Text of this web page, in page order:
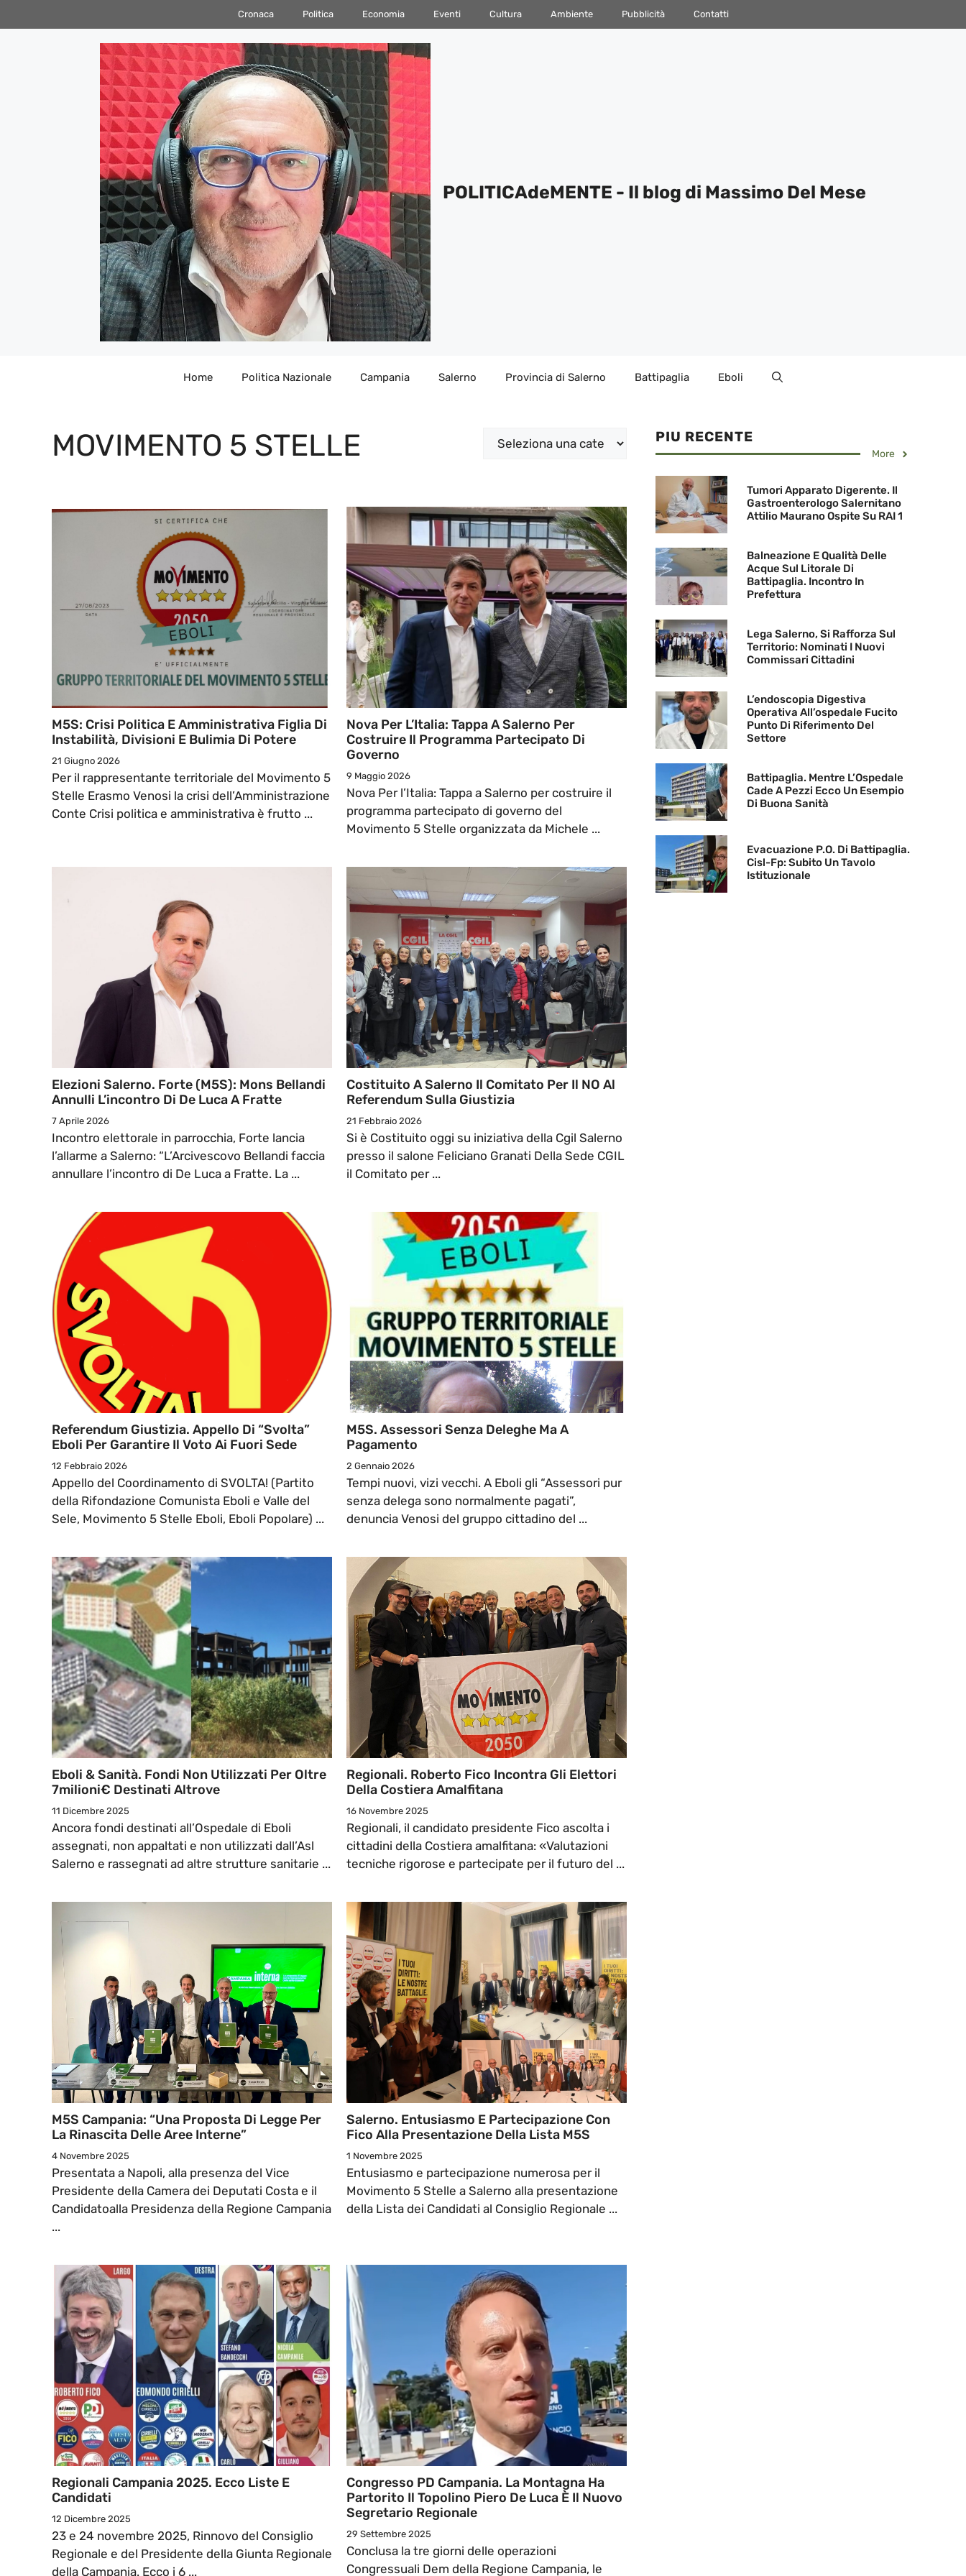
al
Cronaca Politica Economia Eventi Cultura Ambiente Pubblicità Contatti
POLITICAdeMENTE - Il blog di Massimo Del Mese
Home Politica Nazionale Campania Salerno Provincia di Salerno Battipaglia Eboli
MOVIMENTO 5 STELLE Categorie
M5S: Crisi Politica E Amministrativa Figlia Di
Instabilità, Divisioni E Bulimia Di Potere
21 Giugno 2026
Per il rappresentante territoriale del Movimento 5
Stelle Erasmo Venosi la crisi dell’Amministrazione
Conte Crisi politica e amministrativa è frutto ...
Nova Per L’Italia: Tappa A Salerno Per
Costruire Il Programma Partecipato Di
Governo
9 Maggio 2026
Nova Per l’Italia: Tappa a Salerno per costruire il
programma partecipato di governo del
Movimento 5 Stelle organizzata da Michele ...
Elezioni Salerno. Forte (M5S): Mons Bellandi
Annulli L’incontro Di De Luca A Fratte
7 Aprile 2026
Incontro elettorale in parrocchia, Forte lancia
l’allarme a Salerno: “L’Arcivescovo Bellandi faccia
annullare l’incontro di De Luca a Fratte. La ...
Costituito A Salerno Il Comitato Per Il NO Al
Referendum Sulla Giustizia
21 Febbraio 2026
Si è Costituito oggi su iniziativa della Cgil Salerno
presso il salone Feliciano Granati Della Sede CGIL
il Comitato per ...
Referendum Giustizia. Appello Di “Svolta”
Eboli Per Garantire Il Voto Ai Fuori Sede
12 Febbraio 2026
Appello del Coordinamento di SVOLTA! (Partito
della Rifondazione Comunista Eboli e Valle del
Sele, Movimento 5 Stelle Eboli, Eboli Popolare) ...
M5S. Assessori Senza Deleghe Ma A
Pagamento
2 Gennaio 2026
Tempi nuovi, vizi vecchi. A Eboli gli “Assessori pur
senza delega sono normalmente pagati”,
denuncia Venosi del gruppo cittadino del ...
Eboli & Sanità. Fondi Non Utilizzati Per Oltre
7milioni€ Destinati Altrove
11 Dicembre 2025
Ancora fondi destinati all’Ospedale di Eboli
assegnati, non appaltati e non utilizzati dall’Asl
Salerno e rassegnati ad altre strutture sanitarie ...
Regionali. Roberto Fico Incontra Gli Elettori
Della Costiera Amalfitana
16 Novembre 2025
Regionali, il candidato presidente Fico ascolta i
cittadini della Costiera amalfitana: «Valutazioni
tecniche rigorose e partecipate per il futuro del ...
M5S Campania: “Una Proposta Di Legge Per
La Rinascita Delle Aree Interne”
4 Novembre 2025
Presentata a Napoli, alla presenza del Vice
Presidente della Camera dei Deputati Costa e il
Candidatoalla Presidenza della Regione Campania
...
Salerno. Entusiasmo E Partecipazione Con
Fico Alla Presentazione Della Lista M5S
1 Novembre 2025
Entusiasmo e partecipazione numerosa per il
Movimento 5 Stelle a Salerno alla presentazione
della Lista dei Candidati al Consiglio Regionale ...
Regionali Campania 2025. Ecco Liste E
Candidati
12 Dicembre 2025
23 e 24 novembre 2025, Rinnovo del Consiglio
Regionale e del Presidente della Giunta Regionale
della Campania. Ecco i 6 ...
Congresso PD Campania. La Montagna Ha
Partorito Il Topolino Piero De Luca È Il Nuovo
Segretario Regionale
29 Settembre 2025
Conclusa la tre giorni delle operazioni
Congressuali Dem della Regione Campania, le
PIU RECENTE
More
Tumori Apparato Digerente. Il
Gastroenterologo Salernitano
Attilio Maurano Ospite Su RAI 1
Balneazione E Qualità Delle
Acque Sul Litorale Di
Battipaglia. Incontro In
Prefettura
Lega Salerno, Si Rafforza Sul
Territorio: Nominati I Nuovi
Commissari Cittadini
L’endoscopia Digestiva
Operativa All’ospedale Fucito
Punto Di Riferimento Del
Settore
Battipaglia. Mentre L’Ospedale
Cade A Pezzi Ecco Un Esempio
Di Buona Sanità
Evacuazione P.O. Di Battipaglia.
Cisl-Fp: Subito Un Tavolo
Istituzionale